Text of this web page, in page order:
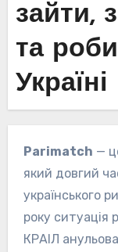
зайти,
та
Україні
Parimatch —
який довгий
українського
року ситуація
КРАІЛ